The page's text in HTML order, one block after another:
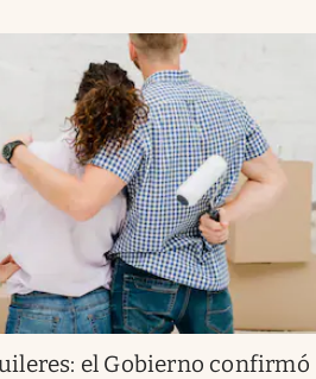
el Gobierno confirmó